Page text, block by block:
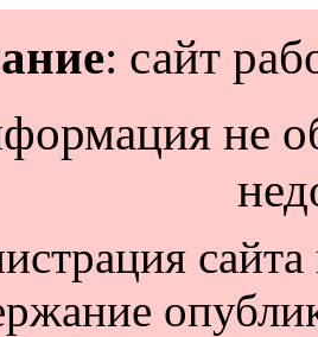
: сайт
не
сайта